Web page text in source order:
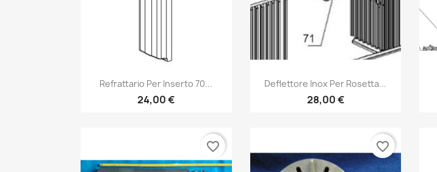
Anteprima
Refrattario Per Inserto 70...
24,00 €
Anteprima
Deflettore Inox Per Rosetta...
28,00 €
favorite_border favorite_border